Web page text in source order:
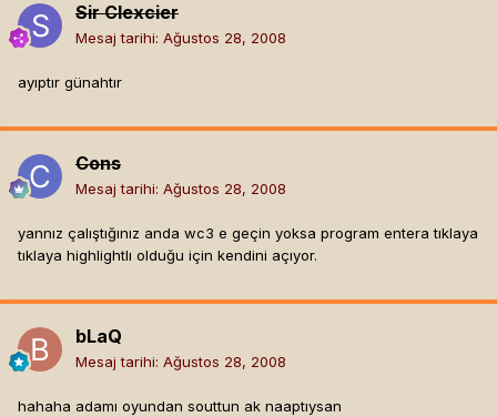
Sir Clexcier
Mesaj tarihi: Ağustos 28, 2008
ayıptır günahtır
Cons
Mesaj tarihi: Ağustos 28, 2008
yannız çalıştığınız anda wc3 e geçin yoksa program entera tıklaya
tıklaya highlightlı olduğu için kendini açıyor.
bLaQ
Mesaj tarihi: Ağustos 28, 2008
hahaha adamı oyundan souttun ak naaptıysan